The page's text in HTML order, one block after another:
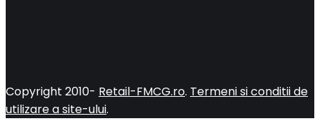
Copyright 2010- Retail-FMCG.ro. Termeni si conditii de
utilizare a site-ului.